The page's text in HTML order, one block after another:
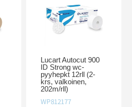
Lucart Autocut 900
ID Strong wc-
pyyhepkt 12rll (2-
krs, valkoinen,
202m/rll)
WP812177